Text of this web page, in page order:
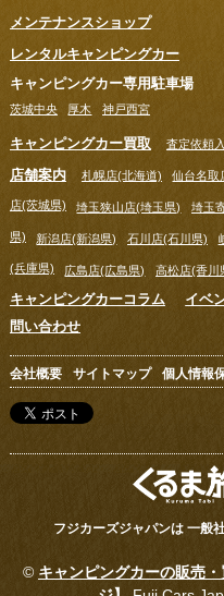
メンテナンスショップ
レンタルキャンピングカー
キャンピングカー専用駐車場
茨城中央 厚木 神戸西宮
キャンピングカー買取 査定依頼
店舗案内 札幌店(北海道) 仙台名取
店(茨城県) 埼玉狭山店(埼玉県) 埼玉
県) 新潟店(新潟県) 石川店(石川県)
(兵庫県) 広島店(広島県) 高松店(香川
キャンピングカーコラム イベ
問い合わせ
会社概要 サイトマップ 個人情報
フジカーズジャパンは 一般
© キャンピングカーの販売